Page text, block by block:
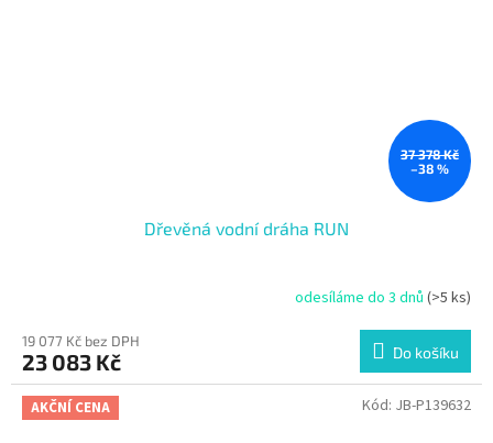
37 378 Kč
–38 %
Dřevěná vodní dráha RUN
odesíláme do 3 dnů (>5 ks)
19 077 Kč bez DPH
23 083 Kč Do košíku
AKČNÍ CENA Kód: JB-P139632